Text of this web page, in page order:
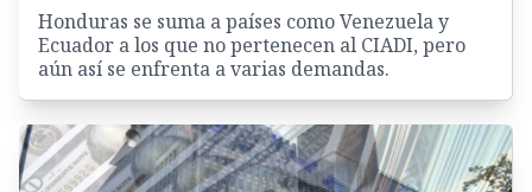
Honduras se suma a países como Venezuela y
Ecuador a los que no pertenecen al CIADI, pero
aún así se enfrenta a varias demandas.